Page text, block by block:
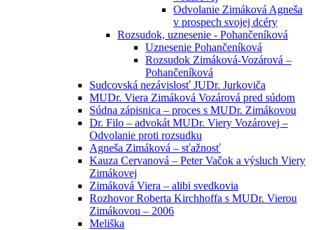
Odvolanie Zimáková Agneša
v prospech svojej dcéry
Rozsudok, uznesenie - Pohančeníková
Uznesenie Pohančeníková
Rozsudok Zimáková-Vozárová –
Pohančeníková
Sudcovská nezávislosť JUDr. Jurkoviča
MUDr. Viera Zimáková Vozárová pred súdom
Súdna zápisnica – proces s MUDr. Zimákovou
Dr. Filo – advokát MUDr. Viery Vozárovej –
Odvolanie proti rozsudku
Agneša Zimáková – sťažnosť
Kauza Cervanová – Peter Vačok a výsluch Viery
Zimákovej
Zimáková Viera – alibi svedkovia
Rozhovor Roberta Kirchhoffa s MUDr. Vierou
Zimákovou – 2006
Meliška